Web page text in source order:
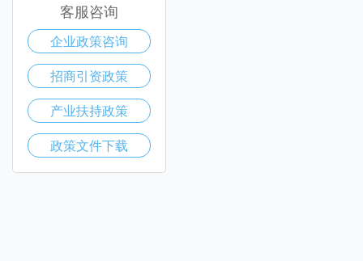
客服咨询
企业政策咨询
招商引资政策
产业扶持政策
政策文件下载